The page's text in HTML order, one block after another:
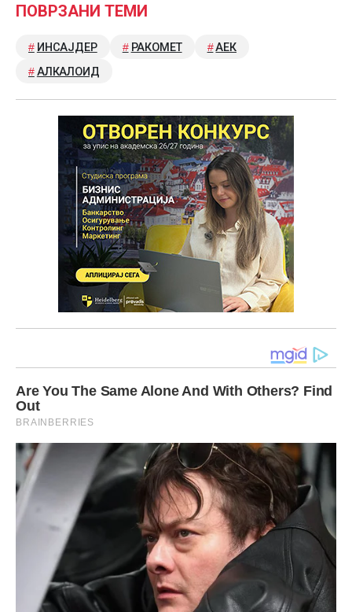
ПОВРЗАНИ ТЕМИ
ИНСАЈДЕР РАКОМЕТ
АЕК
АЛКАЛОИД